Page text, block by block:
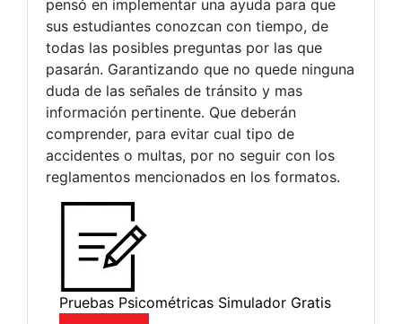
pensó en implementar una ayuda para que
sus estudiantes conozcan con tiempo, de
todas las posibles preguntas por las que
pasarán. Garantizando que no quede ninguna
duda de las señales de tránsito y mas
información pertinente. Que deberán
comprender, para evitar cual tipo de
accidentes o multas, por no seguir con los
reglamentos mencionados en los formatos.